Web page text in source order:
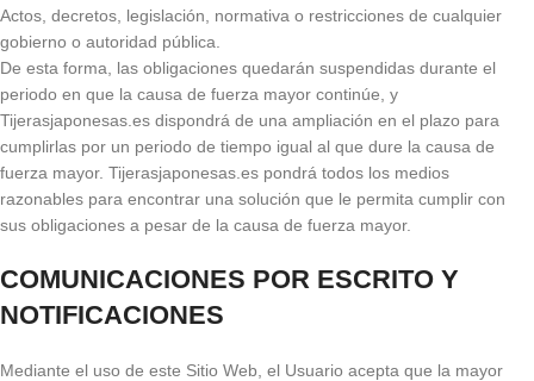
Actos, decretos, legislación, normativa o restricciones de cualquier
gobierno o autoridad pública.
De esta forma, las obligaciones quedarán suspendidas durante el
periodo en que la causa de fuerza mayor continúe, y
Tijerasjaponesas.es dispondrá de una ampliación en el plazo para
cumplirlas por un periodo de tiempo igual al que dure la causa de
fuerza mayor. Tijerasjaponesas.es pondrá todos los medios
razonables para encontrar una solución que le permita cumplir con
sus obligaciones a pesar de la causa de fuerza mayor.
COMUNICACIONES POR ESCRITO Y
NOTIFICACIONES
Mediante el uso de este Sitio Web, el Usuario acepta que la mayor